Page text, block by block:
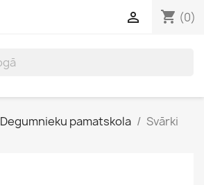
shopping_cart (0)

Degumnieku pamatskola
Svārki